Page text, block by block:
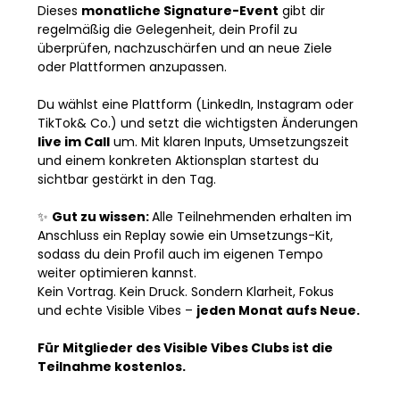
Dieses monatliche Signature-Event gibt dir
regelmäßig die Gelegenheit, dein Profil zu
überprüfen, nachzuschärfen und an neue Ziele
oder Plattformen anzupassen.
Du wählst eine Plattform (LinkedIn, Instagram oder
TikTok& Co.) und setzt die wichtigsten Änderungen
live im Call um. Mit klaren Inputs, Umsetzungszeit
und einem konkreten Aktionsplan startest du
sichtbar gestärkt in den Tag.
✨ Gut zu wissen: Alle Teilnehmenden erhalten im
Anschluss ein Replay sowie ein Umsetzungs-Kit,
sodass du dein Profil auch im eigenen Tempo
weiter optimieren kannst.
Kein Vortrag. Kein Druck. Sondern Klarheit, Fokus
und echte Visible Vibes – jeden Monat aufs Neue.
Für Mitglieder des Visible Vibes Clubs ist die
Teilnahme kostenlos.